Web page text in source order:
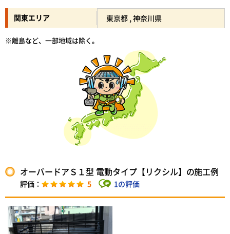
関東エリア 東京都 , 神奈川県
※離島など、一部地域は除く。
オーバードアＳ１型 電動タイプ【リクシル】の施工例
5 1の評価